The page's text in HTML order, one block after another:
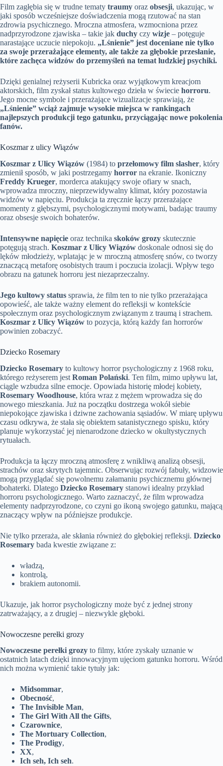
Film zagłębia się w trudne tematy traumy oraz obsesji, ukazując, w
jaki sposób wcześniejsze doświadczenia mogą rzutować na stan
zdrowia psychicznego. Mroczna atmosfera, wzmocniona przez
nadprzyrodzone zjawiska – takie jak duchy czy wizje – potęguje
narastające uczucie niepokoju. „Lśnienie” jest doceniane nie tylko
za swoje przerażające elementy, ale także za głębokie przesłanie,
które zachęca widzów do przemyśleń na temat ludzkiej psychiki.
Dzięki genialnej reżyserii Kubricka oraz wyjątkowym kreacjom
aktorskich, film zyskał status kultowego dzieła w świecie horroru.
Jego mocne symbole i przerażające wizualizacje sprawiają, że
„Lśnienie” wciąż zajmuje wysokie miejsca w rankingach
najlepszych produkcji tego gatunku, przyciągając nowe pokolenia
fanów.
Koszmar z ulicy Wiązów
Koszmar z Ulicy Wiązów (1984) to przełomowy film slasher, który
zmienił sposób, w jaki postrzegamy horror na ekranie. Ikoniczny
Freddy Krueger, morderca atakujący swoje ofiary w snach,
wprowadza mroczny, nieprzewidywalny klimat, który pozostawia
widzów w napięciu. Produkcja ta zręcznie łączy przerażające
momenty z głębszymi, psychologicznymi motywami, badając traumy
oraz obsesje swoich bohaterów.
Intensywne napięcie oraz technika skoków grozy skutecznie
potęgują strach. Koszmar z Ulicy Wiązów doskonale odnosi się do
lęków młodzieży, wplatając je w mroczną atmosferę snów, co tworzy
znaczącą metaforę osobistych traum i poczucia izolacji. Wpływ tego
obrazu na gatunek horroru jest niezaprzeczalny.
Jego kultowy status sprawia, że film ten to nie tylko przerażająca
opowieść, ale także ważny element do refleksji w kontekście
społecznym oraz psychologicznym związanym z traumą i strachem.
Koszmar z Ulicy Wiązów to pozycja, którą każdy fan horrorów
powinien zobaczyć.
Dziecko Rosemary
Dziecko Rosemary to kultowy horror psychologiczny z 1968 roku,
którego reżyserem jest Roman Polański. Ten film, mimo upływu lat,
ciągle wzbudza silne emocje. Opowiada historię młodej kobiety,
Rosemary Woodhouse, która wraz z mężem wprowadza się do
nowego mieszkania. Już na początku dostrzega wokół siebie
niepokojące zjawiska i dziwne zachowania sąsiadów. W miarę upływu
czasu odkrywa, że stała się obiektem satanistycznego spisku, który
planuje wykorzystać jej nienarodzone dziecko w okultystycznych
rytuałach.
Produkcja ta łączy mroczną atmosferę z wnikliwą analizą obsesji,
strachów oraz skrytych tajemnic. Obserwując rozwój fabuły, widzowie
mogą przyglądać się powolnemu załamaniu psychicznemu głównej
bohaterki. Dlatego Dziecko Rosemary stanowi idealny przykład
horroru psychologicznego. Warto zaznaczyć, że film wprowadza
elementy nadprzyrodzone, co czyni go ikoną swojego gatunku, mającą
znaczący wpływ na późniejsze produkcje.
Nie tylko przeraża, ale skłania również do głębokiej refleksji. Dziecko
Rosemary bada kwestie związane z:
władzą,
kontrolą,
brakiem autonomii.
Ukazuje, jak horror psychologiczny może być z jednej strony
zatrważający, a z drugiej – niezwykle głęboki.
Nowoczesne perełki grozy
Nowoczesne perełki grozy to filmy, które zyskały uznanie w
ostatnich latach dzięki innowacyjnym ujęciom gatunku horroru. Wśród
nich można wymienić takie tytuły jak:
Midsommar,
Obecność,
The Invisible Man,
The Girl With All the Gifts,
Czarownice,
The Mortuary Collection,
The Prodigy,
XX,
Ich seh, Ich seh.